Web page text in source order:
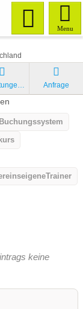
Menu
Bewertungen Anfrage
keine